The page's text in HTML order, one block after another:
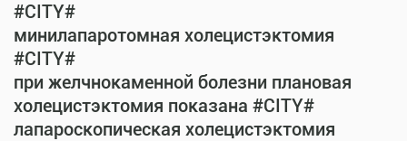
#CITY#
минилапаротомная холецистэктомия
#CITY#
при желчнокаменной болезни плановая
холецистэктомия показана #CITY#
лапароскопическая холецистэктомия